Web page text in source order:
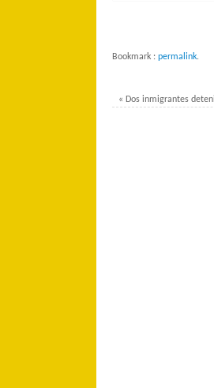
Bookmark : permalink.
« Dos inmigrantes